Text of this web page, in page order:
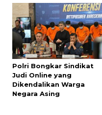
Polri Bongkar Sindikat
Judi Online yang
Dikendalikan Warga
Negara Asing